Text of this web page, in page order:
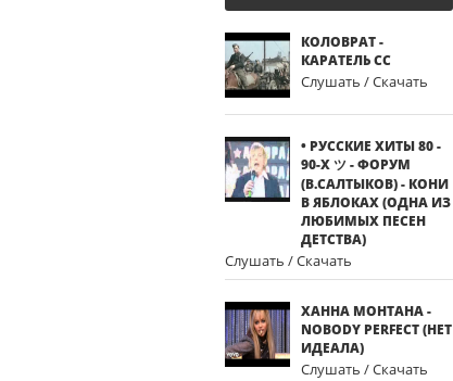
КОЛОВРАТ -
КАРАТЕЛЬ СС
Слушать / Скачать
• РУССКИЕ ХИТЫ 80 -
90-Х ツ - ФОРУМ
(В.САЛТЫКОВ) - КОНИ
В ЯБЛОКАХ (ОДНА ИЗ
ЛЮБИМЫХ ПЕСЕН
ДЕТСТВА)
Слушать / Скачать
ХАННА МОНТАНА -
NOBODY PERFECT (НЕТ
ИДЕАЛА)
Слушать / Скачать